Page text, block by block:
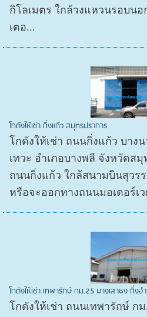
กิโลเมตร ใกล้วงแหวนรอบน
เตอ...
โกดังให้เช่า กิ่งแก้ว สมุทรปราการ
โกดังให้เช่า ถนนกิ่งแก้ว บาง
เทวะ อำเภอบางพลี จังหวัดส
ถนนกิ่งแก้ว ใกล้สนามบินสุวร
หรือจะออกทางถนนมอเตอร์เว
โกดังให้เช่า เทพารักษ์ กม.25 บางเสาธง กิ่งอ
โกดังให้เช่า ถนนเทพารักษ์ กม